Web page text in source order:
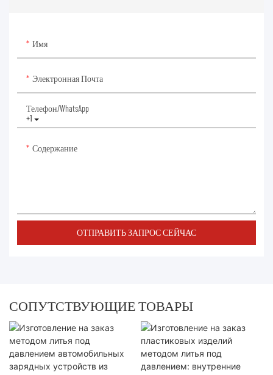
Имя
Электронная Почта
+1
Телефон/WhatsApp
Содержание
ОТПРАВИТЬ ЗАПРОС СЕЙЧАС
СОПУТСТВУЮЩИЕ ТОВАРЫ